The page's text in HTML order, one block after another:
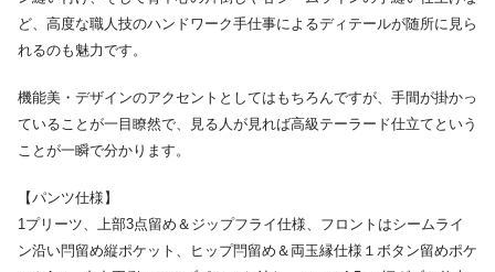
ど、高度な職人技のハンドワーク手仕事によるディテールが随所に見ら
れるのも魅力です。
機能美・デザインのアクセントとしてはもちろんですが、手間が掛かっ
ていることが一目瞭然で、見る人が見れば高級テーラード仕立てという
ことが一瞬で分かります。
【パンツ仕様】
1プリーツ、上部3点留め＆ジップフライ仕様、フロントはシームライ
ン沿い閂留め縦ポケット、ヒップ閂留め＆両玉縁仕様１ボタン留めポケ